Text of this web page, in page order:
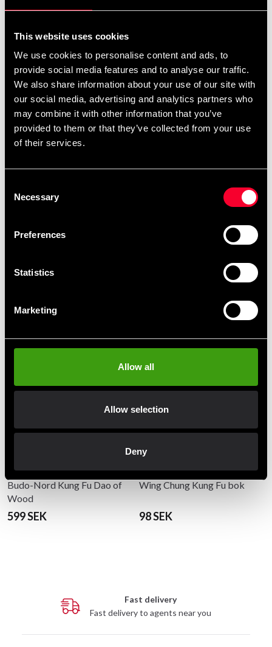
This website uses cookies
We use cookies to personalise content and ads, to
provide social media features and to analyse our traffic.
We also share information about your use of our site with
our social media, advertising and analytics partners who
may combine it with other information that you’ve
provided to them or that they’ve collected from your use
of their services.
Selection
Necessary
Preferences
Statistics
Marketing
Allow all
Allow selection
Deny
fördröja detta genom att behandla din Wooden Dummy
med träolja. Det finns en rad produkter i bygghandeln
att välja på.
Det är också olämpligt att förvara din Dummy i en
fuktig lokal. Med små sprickor kan mögel snabbt få
fäste och växa.
Dummyn är inte avsett för träning med redskap.
Vassa eller hårda föremål är helt olämpliga och skadar
När du vill återvinna din Dummy hanteras den som trä
Budo-Nord Kung Fu Dao of
Wood
599 SEK
Wing Chung Kung Fu bok
98 SEK
Fast delivery
Fast delivery to agents near you